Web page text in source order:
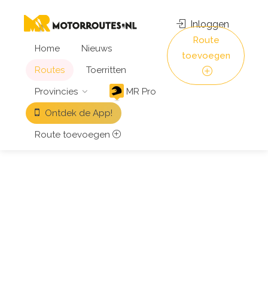
Home
Nieuws
Routes
Toerritten
Provincies
MR Pro
Ontdek de App!
Route toevoegen
Inloggen
Route
toevoegen